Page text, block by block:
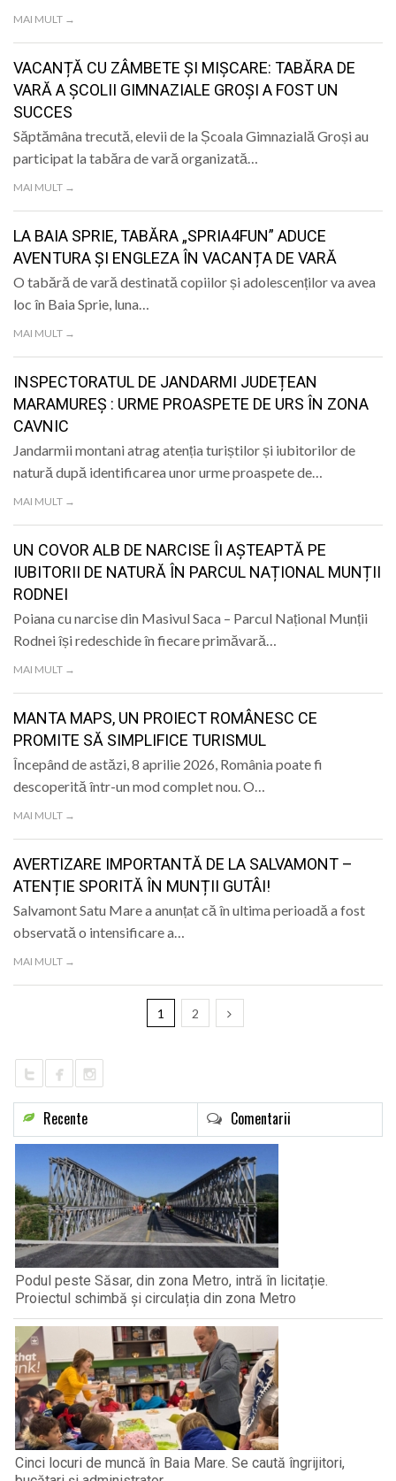
MAI MULT →
VACANȚĂ CU ZÂMBETE ȘI MIȘCARE: TABĂRA DE
VARĂ A ȘCOLII GIMNAZIALE GROȘI A FOST UN
SUCCES
Săptămâna trecută, elevii de la Școala Gimnazială Groși au
participat la tabăra de vară organizată…
MAI MULT →
LA BAIA SPRIE, TABĂRA „SPRIA4FUN” ADUCE
AVENTURA ȘI ENGLEZA ÎN VACANȚA DE VARĂ
O tabără de vară destinată copiilor și adolescenților va avea
loc în Baia Sprie, luna…
MAI MULT →
INSPECTORATUL DE JANDARMI JUDEȚEAN
MARAMUREȘ : URME PROASPETE DE URS ÎN ZONA
CAVNIC
Jandarmii montani atrag atenția turiștilor și iubitorilor de
natură după identificarea unor urme proaspete de…
MAI MULT →
UN COVOR ALB DE NARCISE ÎI AȘTEAPTĂ PE
IUBITORII DE NATURĂ ÎN PARCUL NAȚIONAL MUNȚII
RODNEI
Poiana cu narcise din Masivul Saca – Parcul Național Munții
Rodnei își redeschide în fiecare primăvară…
MAI MULT →
MANTA MAPS, UN PROIECT ROMÂNESC CE
PROMITE SĂ SIMPLIFICE TURISMUL
Începând de astăzi, 8 aprilie 2026, România poate fi
descoperită într-un mod complet nou. O…
MAI MULT →
AVERTIZARE IMPORTANTĂ DE LA SALVAMONT –
ATENȚIE SPORITĂ ÎN MUNȚII GUTÂI!
Salvamont Satu Mare a anunțat că în ultima perioadă a fost
observată o intensificare a…
MAI MULT →
1 2
Recente Comentarii
Podul peste Săsar, din zona Metro, intră în licitație.
Proiectul schimbă și circulația din zona Metro
Cinci locuri de muncă în Baia Mare. Se caută îngrijitori,